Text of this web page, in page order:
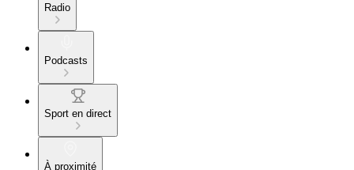
Radio
Podcasts
Sport en direct
À proximité